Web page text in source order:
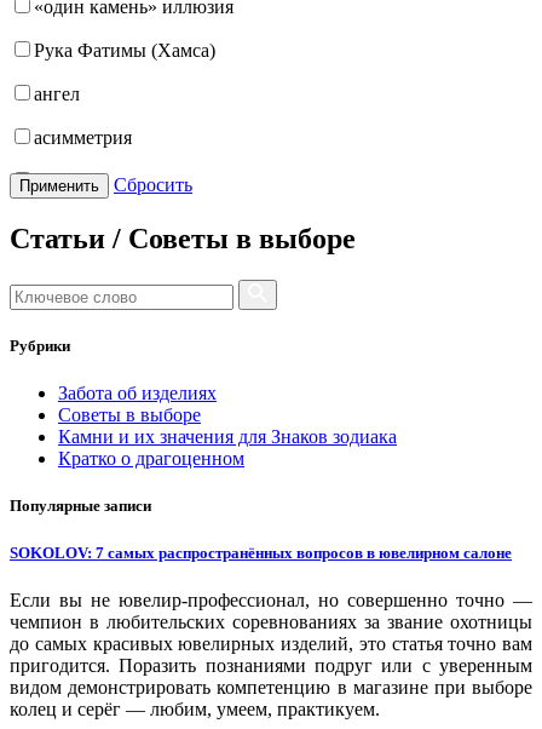
17-19
17-19.5
17-20
17-20,5
17-21
17-22
17.5
17.5-20
18
18-21
18-22
18-23
«один камень» иллюзия
Рука Фатимы (Хамса)
ангел
асимметрия
бабочка
бесконечность
буквы
булавка
волк
для мам
драконы и змеи
другие религии
Применить Сбросить
Статьи / Советы в выборе
Рубрики
Забота об изделиях
Советы в выборе
Камни и их значения для Знаков зодиака
Кратко о драгоценном
Популярные записи
SOKOLOV: 7 самых распространённых вопросов в ювелирном салоне
Если вы не ювелир-профессионал, но совершенно точно —
чемпион в любительских соревнованиях за звание охотницы
до самых красивых ювелирных изделий, это статья точно вам
пригодится. Поразить познаниями подруг или с уверенным
видом демонстрировать компетенцию в магазине при выборе
колец и серёг — любим, умеем, практикуем.